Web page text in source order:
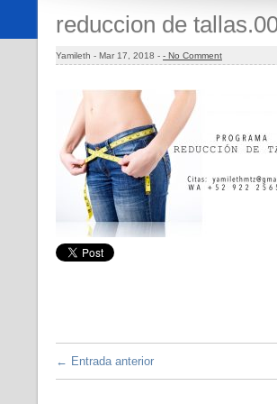
reduccion de
Yamileth - Mar 17, 2018 - - No Comment
← Entrada anterior